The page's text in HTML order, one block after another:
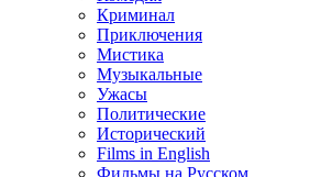
Криминал
Приключения
Мистика
Музыкальные
Ужасы
Политические
Исторический
Films in English
Фильмы на Русском